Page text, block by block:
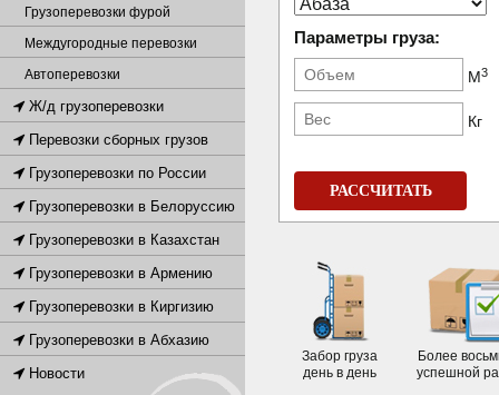
Параметры груза:
М3
Кг
РАССЧИТАТЬ
Забор груза
день в день
Более
успешной
Грузоперевозки фурой
Междугородные перевозки
Автоперевозки
Ж/д грузоперевозки
Перевозки сборных грузов
Грузоперевозки по России
Грузоперевозки в Белоруссию
Грузоперевозки в Казахстан
Грузоперевозки в Армению
Грузоперевозки в Киргизию
Грузоперевозки в Абхазию
Новости